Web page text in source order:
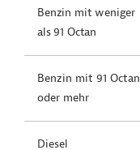
Benzin mit weniger
als 91 Octan
Benzin mit 91 Octan
oder mehr
Diesel